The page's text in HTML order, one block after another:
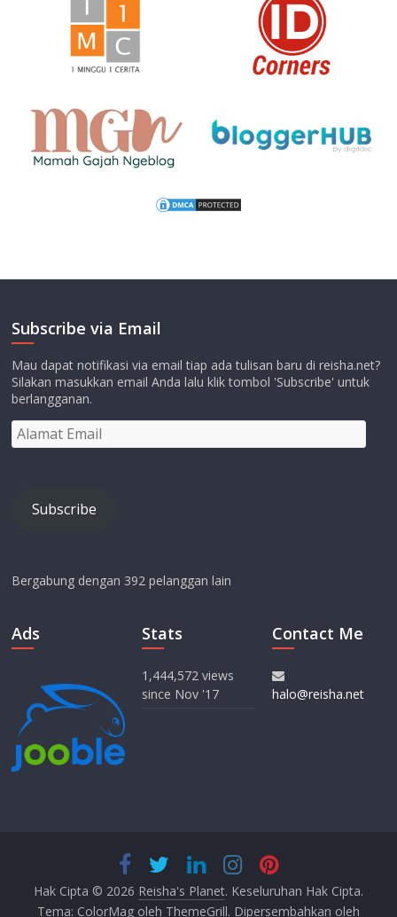
Subscribe via Email
Mau dapat notifikasi via email tiap ada tulisan baru di reisha.net?
Silakan masukkan email Anda lalu klik tombol 'Subscribe' untuk
berlangganan.
Alamat
Email
Subscribe
Bergabung dengan 392 pelanggan lain
Ads Stats
1,444,572 views
since Nov '17
Contact Me
Hak Cipta © 2026 Reisha's Planet. Keseluruhan Hak Cipta.
Tema: ColorMagoleh ThemeGrill. Dipersembahkan oleh